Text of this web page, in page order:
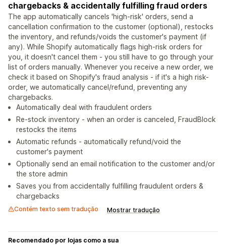
chargebacks & accidentally fulfilling fraud orders
The app automatically cancels 'high-risk' orders, send a
cancellation confirmation to the customer (optional), restocks
the inventory, and refunds/voids the customer's payment (if
any). While Shopify automatically flags high-risk orders for
you, it doesn't cancel them - you still have to go through your
list of orders manually. Whenever you receive a new order, we
check it based on Shopify's fraud analysis - if it's a high risk-
order, we automatically cancel/refund, preventing any
chargebacks.
Automatically deal with fraudulent orders
Re-stock inventory - when an order is canceled, FraudBlock
restocks the items
Automatic refunds - automatically refund/void the
customer's payment
Optionally send an email notification to the customer and/or
the store admin
Saves you from accidentally fulfilling fraudulent orders &
chargebacks
Contém texto sem tradução Mostrar tradução
Recomendado por lojas como a sua